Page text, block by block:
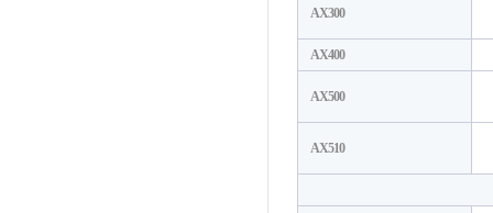
AX300
AX400
AX500
AX510